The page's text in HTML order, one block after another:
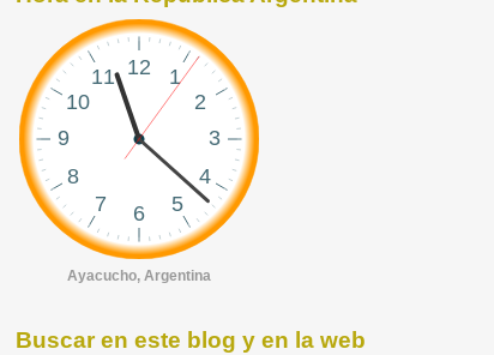
Ayacucho, Argentina
Buscar en este blog y en la web